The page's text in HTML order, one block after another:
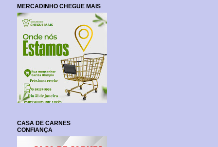
MERCADINHO CHEGUE MAIS
CASA DE CARNES
CONFIANÇA